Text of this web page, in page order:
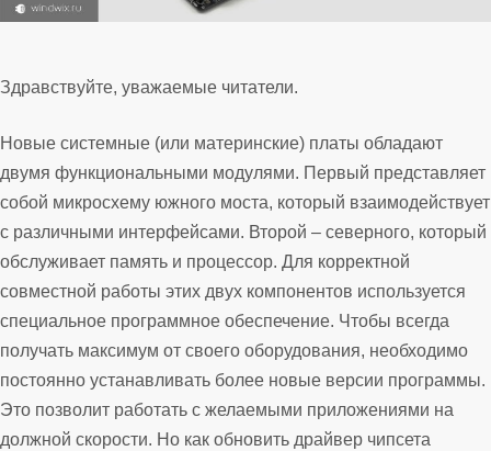
Здравствуйте, уважаемые читатели.
Новые системные (или материнские) платы обладают
двумя функциональными модулями. Первый представляет
собой микросхему южного моста, который взаимодействует
с различными интерфейсами. Второй – северного, который
обслуживает память и процессор. Для корректной
совместной работы этих двух компонентов используется
специальное программное обеспечение. Чтобы всегда
получать максимум от своего оборудования, необходимо
постоянно устанавливать более новые версии программы.
Это позволит работать с желаемыми приложениями на
должной скорости. Но как обновить драйвер чипсета